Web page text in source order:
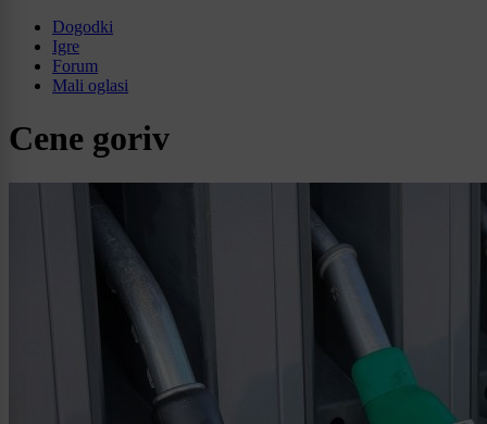
Dogodki
Igre
Forum
Mali oglasi
Cene goriv